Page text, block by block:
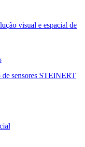
visual e espacial de
de sensores STEINERT